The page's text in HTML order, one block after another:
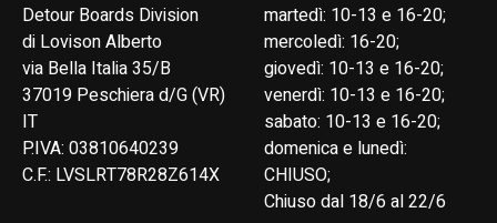
Detour Boards Division
di Lovison Alberto
via Bella Italia 35/B
37019 Peschiera d/G (VR)
IT
P.IVA: 03810640239
C.F.: LVSLRT78R28Z614X
martedì: 10-13 e 16-20;
mercoledì: 16-20;
giovedì: 10-13 e 16-20;
venerdì: 10-13 e 16-20;
sabato: 10-13 e 16-20;
domenica e lunedì:
CHIUSO;
Chiuso dal 18/6 al 22/6
English